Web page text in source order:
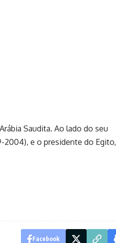
Saudita. Ao lado do seu
2004), e o presidente do Egito,
Facebook